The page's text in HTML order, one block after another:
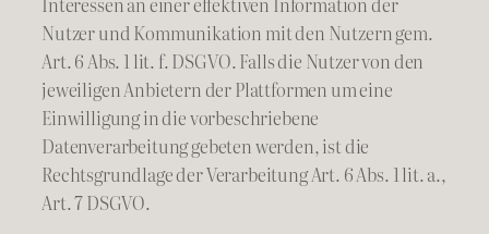
Nutzer und Kommunikation mit den Nutzern gem.
Art. 6 Abs. 1 lit. f. DSGVO. Falls die Nutzer von den
jeweiligen Anbietern der Plattformen um eine
Einwilligung in die vorbeschriebene
Datenverarbeitung gebeten werden, ist die
Rechtsgrundlage der Verarbeitung Art. 6 Abs. 1 lit. a.,
Art. 7 DSGVO.